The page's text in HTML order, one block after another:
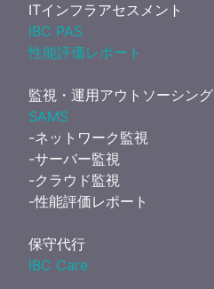
ITインフラアセスメント
IBC PAS
性能評価レポート
監視・運用アウトソーシング
SAMS
-ネットワーク監視
-サーバー監視
-クラウド監視
-性能評価レポート
保守代行
IBC Care